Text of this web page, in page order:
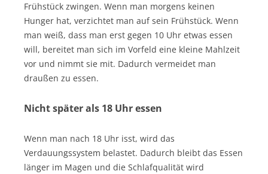
Frühstück zwingen. Wenn man morgens keinen
Hunger hat, verzichtet man auf sein Frühstück. Wenn
man weiß, dass man erst gegen 10 Uhr etwas essen
will, bereitet man sich im Vorfeld eine kleine Mahlzeit
vor und nimmt sie mit. Dadurch vermeidet man
draußen zu essen.
Nicht später als 18 Uhr essen
Wenn man nach 18 Uhr isst, wird das
Verdauungssystem belastet. Dadurch bleibt das Essen
länger im Magen und die Schlafqualität wird